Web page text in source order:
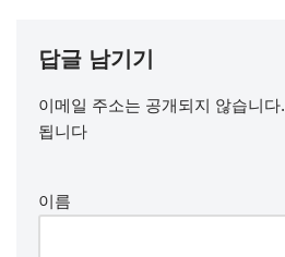
답글 남기기
이메일 주소는 공개되지 않습니다.
됩니다
이름